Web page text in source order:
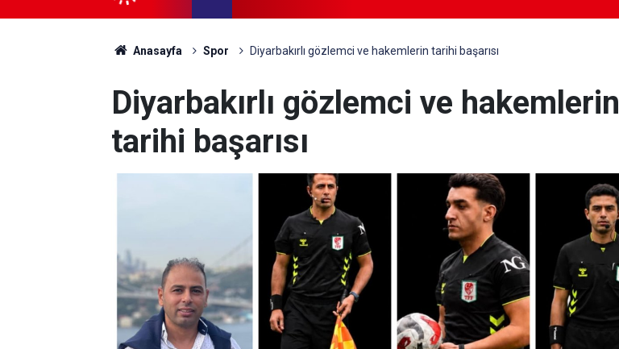
Anasayfa Spor Diyarbakırlı gözlemci ve hakemlerin tarihi başarısı
Diyarbakırlı gözlemci ve hakemlerin
tarihi başarısı